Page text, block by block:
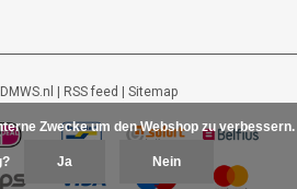
DMWS.nl RSS feed Sitemap
Zwecke um den Webshop zu verbessern.
Ja Nein